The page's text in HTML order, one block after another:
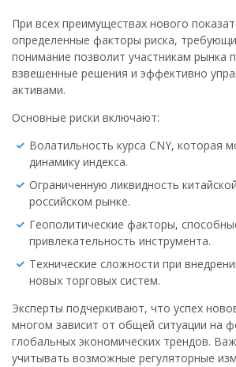
При всех преимуществах нового
определенные факторы риска,
понимание позволит участникам рынка
взвешенные решения и эффективно
активами.
Основные риски включают:
Волатильность курса CNY, которая
динамику индекса.
Ограниченную ликвидность
российском рынке.
Геополитические факторы,
привлекательность инструмента.
Технические сложности при
новых торговых систем.
Эксперты подчеркивают, что успех
многом зависит от общей ситуации на
глобальных экономических трендов.
учитывать возможные регуляторные